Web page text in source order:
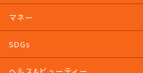
マネー
SDGs
ヘルス&ビューティー